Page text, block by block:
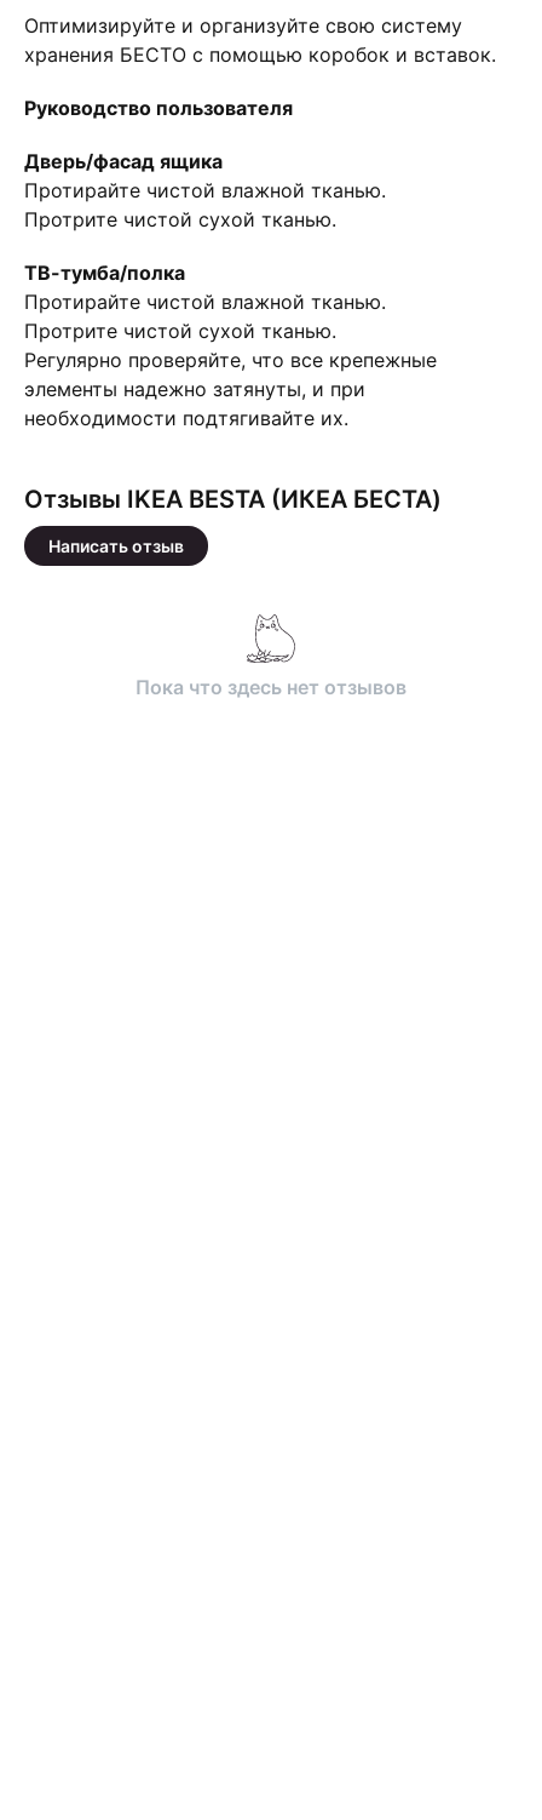
Оптимизируйте и организуйте свою систему
хранения БЕСТО с помощью коробок и вставок.
Руководство пользователя
Дверь/фасад ящика
Протирайте чистой влажной тканью.
Протрите чистой сухой тканью.
ТВ-тумба/полка
Протирайте чистой влажной тканью.
Протрите чистой сухой тканью.
Регулярно проверяйте, что все крепежные
элементы надежно затянуты, и при
необходимости подтягивайте их.
Отзывы IKEA BESTA (ИКЕА БЕСТА)
Написать отзыв
Пока что здесь нет отзывов